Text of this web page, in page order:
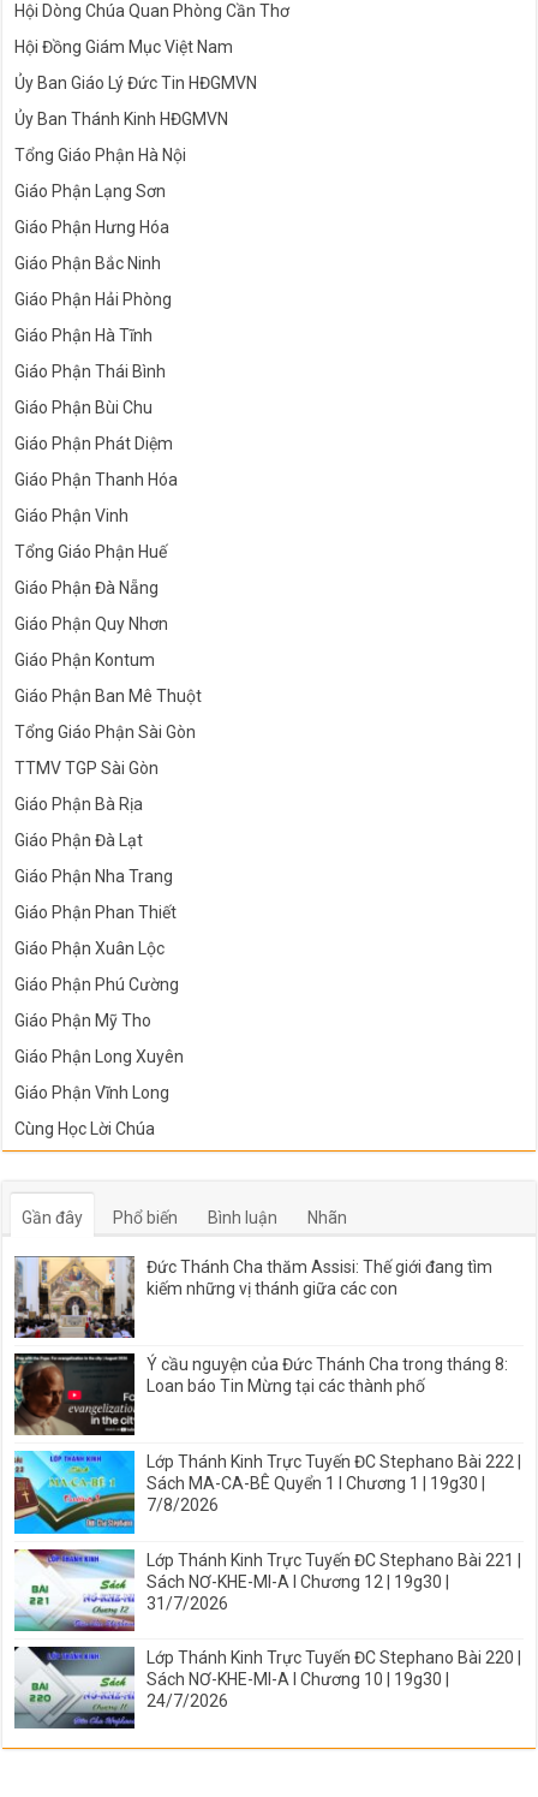
Hội Dòng Chúa Quan Phòng Cần Thơ
Hội Đồng Giám Mục Việt Nam
Ủy Ban Giáo Lý Đức Tin HĐGMVN
Ủy Ban Thánh Kinh HĐGMVN
Tổng Giáo Phận Hà Nội
Giáo Phận Lạng Sơn
Giáo Phận Hưng Hóa
Giáo Phận Bắc Ninh
Giáo Phận Hải Phòng
Giáo Phận Hà Tĩnh
Giáo Phận Thái Bình
Giáo Phận Bùi Chu
Giáo Phận Phát Diệm
Giáo Phận Thanh Hóa
Giáo Phận Vinh
Tổng Giáo Phận Huế
Giáo Phận Đà Nẵng
Giáo Phận Quy Nhơn
Giáo Phận Kontum
Giáo Phận Ban Mê Thuột
Tổng Giáo Phận Sài Gòn
TTMV TGP Sài Gòn
Giáo Phận Bà Rịa
Giáo Phận Đà Lạt
Giáo Phận Nha Trang
Giáo Phận Phan Thiết
Giáo Phận Xuân Lộc
Giáo Phận Phú Cường
Giáo Phận Mỹ Tho
Giáo Phận Long Xuyên
Giáo Phận Vĩnh Long
Cùng Học Lời Chúa
Gần đây Phổ biến Bình luận Nhãn
Đức Thánh Cha thăm Assisi: Thế giới đang tìm
kiếm những vị thánh giữa các con
Ý cầu nguyện của Đức Thánh Cha trong tháng 8:
Loan báo Tin Mừng tại các thành phố
Lớp Thánh Kinh Trực Tuyến ĐC Stephano Bài 222 |
Sách MA-CA-BÊ Quyển 1 I Chương 1 | 19g30 |
7/8/2026
Lớp Thánh Kinh Trực Tuyến ĐC Stephano Bài 221 |
Sách NƠ-KHE-MI-A I Chương 12 | 19g30 |
31/7/2026
Lớp Thánh Kinh Trực Tuyến ĐC Stephano Bài 220 |
Sách NƠ-KHE-MI-A I Chương 10 | 19g30 |
24/7/2026